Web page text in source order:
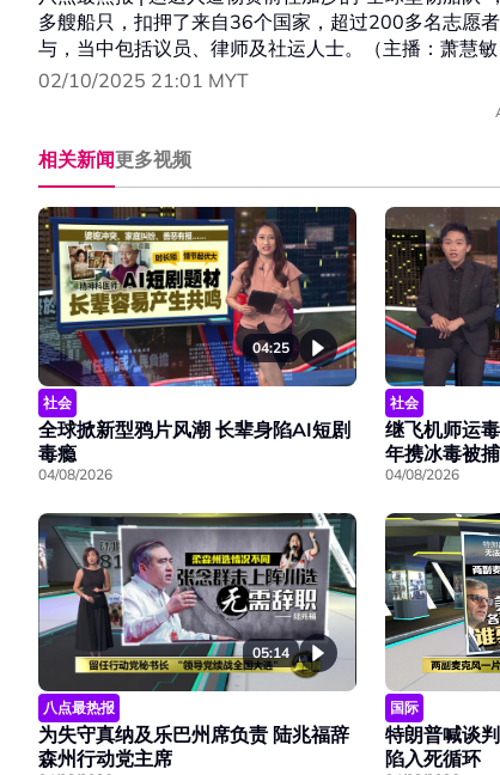
多艘船只，扣押了来自36个国家，超过200多名志愿
与，当中包括议员、律师及社运人士。（主播：萧慧敏
02/10/2025 21:01 MYT
相关新闻更多视频
04:25
社会
全球掀新型鸦片风潮 长辈身陷AI短剧
毒瘾
04/08/2026
社会
继飞机师运
年携冰毒被捕
04/08/2026
05:14
八点最热报
为失守真纳及乐巴州席负责 陆兆福辞
森州行动党主席
国际
特朗普喊谈
陷入死循环